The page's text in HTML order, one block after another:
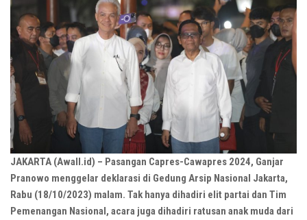
JAKARTA (Awall.id) – Pasangan Capres-Cawapres 2024, Ganjar
Pranowo menggelar deklarasi di Gedung Arsip Nasional Jakarta,
Rabu (18/10/2023) malam. Tak hanya dihadiri elit partai dan Tim
Pemenangan Nasional, acara juga dihadiri ratusan anak muda dari